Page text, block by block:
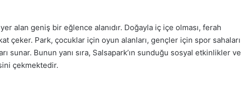
alan geniş bir eğlence alanıdır. Doğayla iç içe olması, ferah
çeker. Park, çocuklar için oyun alanları, gençler için spor sahaları
sunar. Bunun yanı sıra, Salsapark’ın sunduğu sosyal etkinlikler ve
çekmektedir.